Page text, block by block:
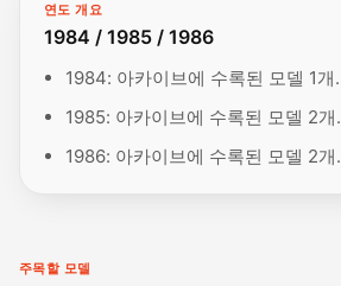
연도 개요
1984 / 1985 / 1986
1984: 아카이브에 수록된 모델 1개.
1985: 아카이브에 수록된 모델 2개.
1986: 아카이브에 수록된 모델 2개.
주목할 모델